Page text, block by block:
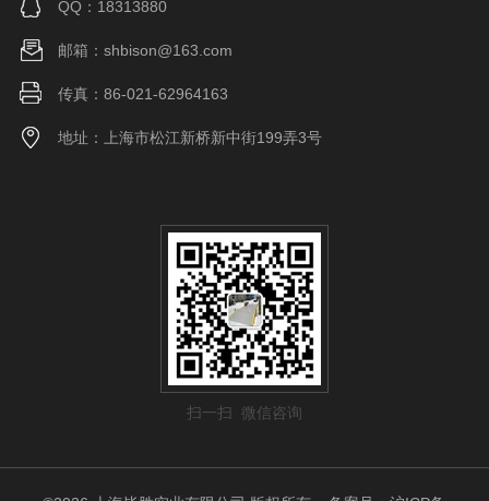
QQ：18313880
邮箱：shbison@163.com
传真：86-021-62964163
地址：上海市松江新桥新中街199弄3号
扫一扫 微信咨询